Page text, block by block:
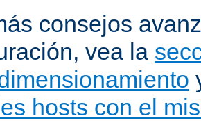
consejos
vea la
hosts con el